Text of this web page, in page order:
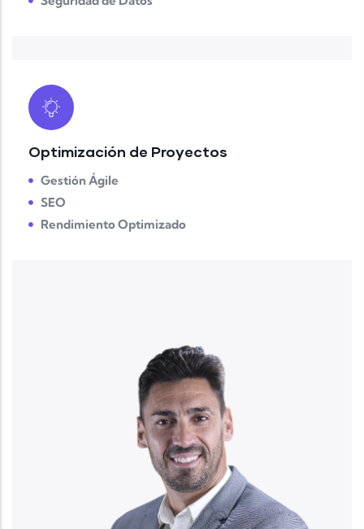
Optimización de Proyectos
Gestión Ágile
SEO
Rendimiento Optimizado